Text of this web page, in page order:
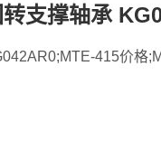
支撑轴承
415价格